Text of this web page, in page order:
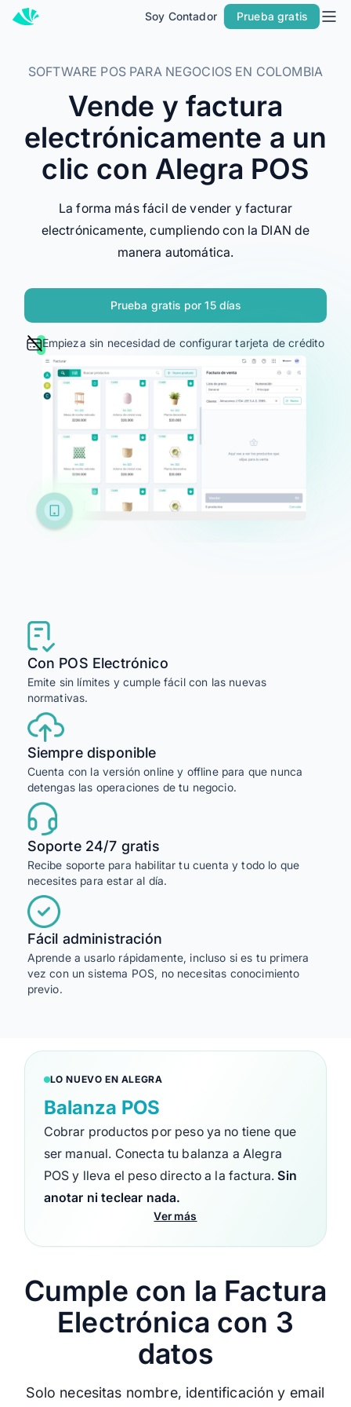
Soy Contador Prueba gratis
Inicio
Soluciones
Facturación
Alegra para Contadores
Ingresa
Agendar Demo
SOFTWARE POS PARA NEGOCIOS EN COLOMBIA
Vende y factura
electrónicamente a un
clic con Alegra POS
La forma más fácil de vender y facturar
electrónicamente, cumpliendo con la DIAN de
manera automática.
Prueba gratis por 15 días
Empieza sin necesidad de configurar tarjeta de crédito
Con POS Electrónico
Emite sin límites y cumple fácil con las nuevas
normativas.
Siempre disponible
Cuenta con la versión online y offline para que nunca
detengas las operaciones de tu negocio.
Soporte 24/7 gratis
Recibe soporte para habilitar tu cuenta y todo lo que
necesites para estar al día.
Fácil administración
Aprende a usarlo rápidamente, incluso si es tu primera
vez con un sistema POS, no necesitas conocimiento
previo.
LO NUEVO EN ALEGRA
Balanza POS
Cobrar productos por peso ya no tiene que
ser manual. Conecta tu balanza a Alegra
POS y lleva el peso directo a la factura.Sin
anotar ni teclear nada.
Ver más
Conectar balanza
Cumple con la Factura
Electrónica con 3
datos
Solo necesitas nombre, identificación y email